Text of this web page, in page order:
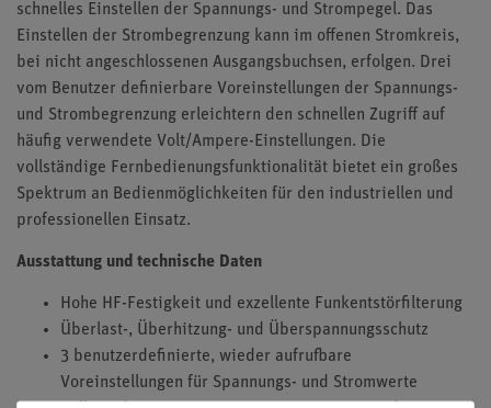
schnelles Einstellen der Spannungs- und Strompegel. Das
Einstellen der Strombegrenzung kann im offenen Stromkreis,
bei nicht angeschlossenen Ausgangsbuchsen, erfolgen. Drei
vom Benutzer definierbare Voreinstellungen der Spannungs-
und Strombegrenzung erleichtern den schnellen Zugriff auf
häufig verwendete Volt/Ampere-Einstellungen. Die
vollständige Fernbedienungsfunktionalität bietet ein großes
Spektrum an Bedienmöglichkeiten für den industriellen und
professionellen Einsatz.
Ausstattung und technische Daten
Hohe HF-Festigkeit und exzellente Funkentstörfilterung
Überlast-, Überhitzung- und Überspannungsschutz
3 benutzerdefinierte, wieder aufrufbare
Voreinstellungen für Spannungs- und Stromwerte